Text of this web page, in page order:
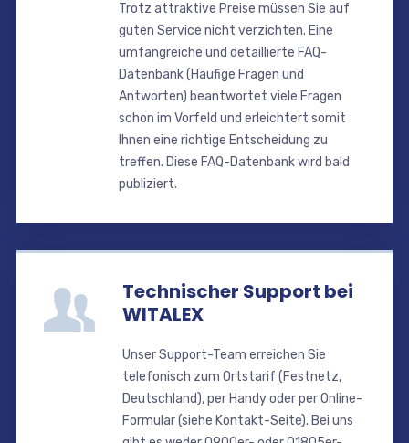
Trotz attraktive Preise müssen Sie auf
guten Service nicht verzichten. Eine
umfangreiche und detaillierte FAQ-
Datenbank (Häufige Fragen und
Antworten) beantwortet viele Fragen
schon im Vorfeld und erleichtert somit
Ihnen eine richtige Entscheidung zu
treffen. Diese FAQ-Datenbank wird bald
publiziert.
Technischer Support bei
WITALEX
Unser Support-Team erreichen Sie
telefonisch zum Ortstarif (Festnetz,
Deutschland), per Handy oder per Online-
Formular (siehe Kontakt-Seite). Bei uns